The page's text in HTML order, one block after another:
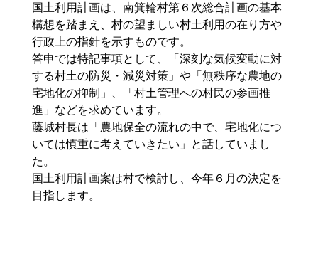
国土利用計画は、南箕輪村第６次総合計画の基本
構想を踏まえ、村の望ましい村土利用の在り方や
行政上の指針を示すものです。
答申では特記事項として、「深刻な気候変動に対
する村土の防災・減災対策」や「無秩序な農地の
宅地化の抑制」、「村土管理への村民の参画推
進」などを求めています。
藤城村長は「農地保全の流れの中で、宅地化につ
いては慎重に考えていきたい」と話していまし
た。
国土利用計画案は村で検討し、今年６月の決定を
目指します。